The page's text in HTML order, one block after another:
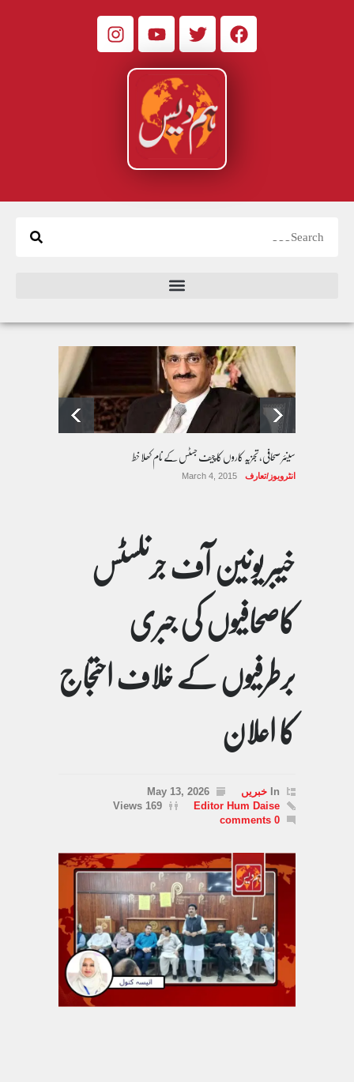
سینئر صحافی، تجزیہ کاروں کا چیف جسٹس کے نام کھلا خط
انٹرویوز/تعارف March 4, 2015
خیبر یونین آف جرنلسٹس
کاصحافیوں کی جبری
برطرفیوں کے خلاف احتجاج
کا اعلان
In خبریں
May 13, 2026
Editor Hum Daise
169 Views
0 comments